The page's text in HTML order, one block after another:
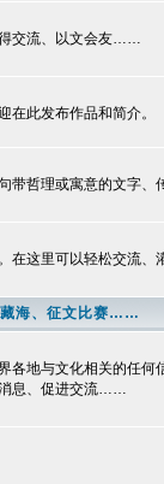
交流、以文会友……
在此发布作品和简介。
带哲理或寓意的文字
在这里可以轻松交流
藏海、征文比赛……
各地与文化相关的任
消息、促进交流……